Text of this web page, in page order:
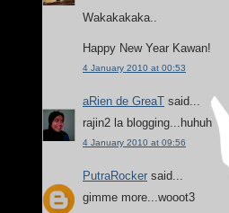
Wakakakaka..
Happy New Year Kawan!
4 January 2010 at 00:53
aRien de GreaT said...
rajin2 la blogging...huhuh
4 January 2010 at 09:56
PutraRocker said...
gimme more...wooot3